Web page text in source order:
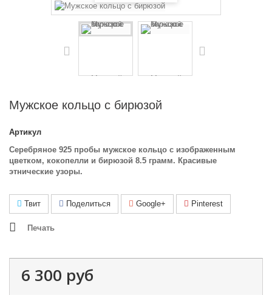
Мужское кольцо с бирюзой
Артикул
Серебряное 925 пробы мужское кольцо с изображенным
цветком, кокопелли и бирюзой 8.5 грамм. Красивые
этнические узоры.
Твит Поделиться Google+ Pinterest
Печать
6 300 руб